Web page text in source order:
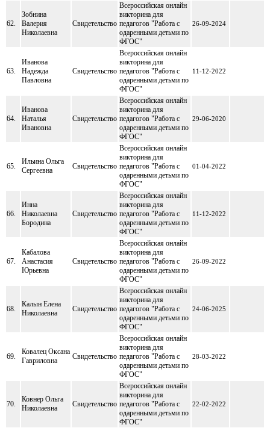
62.
Зобнина
Валерия
Николаевна
Свидетельство
Всероссийская онлайн
викторина для
педагогов "Работа с
одаренными детьми по
ФГОС"
26-09-2024
63.
Иванова
Надежда
Павловна
Свидетельство
Всероссийская онлайн
викторина для
педагогов "Работа с
одаренными детьми по
ФГОС"
11-12-2022
64.
Иванова
Наталья
Ивановна
Свидетельство
Всероссийская онлайн
викторина для
педагогов "Работа с
одаренными детьми по
ФГОС"
29-06-2020
65.
Ильина Ольга
Сергеевна
Свидетельство
Всероссийская онлайн
викторина для
педагогов "Работа с
одаренными детьми по
ФГОС"
01-04-2022
66.
Инна
Николаевна
Бородина
Свидетельство
Всероссийская онлайн
викторина для
педагогов "Работа с
одаренными детьми по
ФГОС"
11-12-2022
67.
Кабалова
Анастасия
Юрьевна
Свидетельство
Всероссийская онлайн
викторина для
педагогов "Работа с
одаренными детьми по
ФГОС"
26-09-2022
68.
Калын Елена
Николаевна
Свидетельство
Всероссийская онлайн
викторина для
педагогов "Работа с
одаренными детьми по
ФГОС"
24-06-2025
69.
Ковалец Оксана
Гавриловна
Свидетельство
Всероссийская онлайн
викторина для
педагогов "Работа с
одаренными детьми по
ФГОС"
28-03-2022
70.
Ковнер Ольга
Николаевна
Свидетельство
Всероссийская онлайн
викторина для
педагогов "Работа с
одаренными детьми по
ФГОС"
22-02-2022